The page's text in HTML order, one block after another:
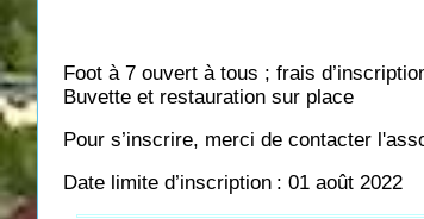
Foot à 7 ouvert à tous ; frais
Buvette et restauration sur place
Pour s’inscrire, merci de contacter
Date limite d’inscription : 01 août 2022